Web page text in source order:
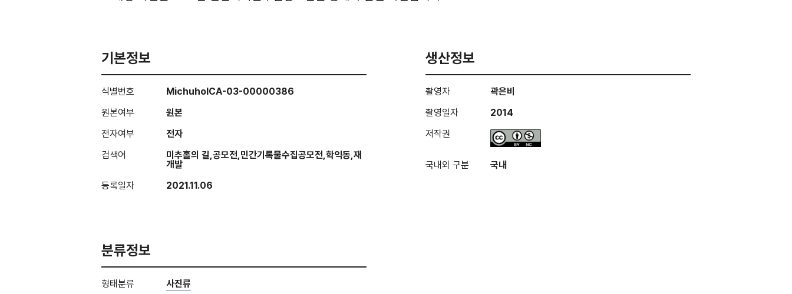
기본정보
식별번호
MichuholCA-03-00000386
원본여부
원본
전자여부
전자
검색어
미추홀의 길,공모전,민간기록물수집공모전,학익동,재
개발
등록일자
2021.11.06
생산정보
촬영자
곽은비
촬영일자
2014
저작권
국내외 구분 국내
분류정보
형태분류 사진류